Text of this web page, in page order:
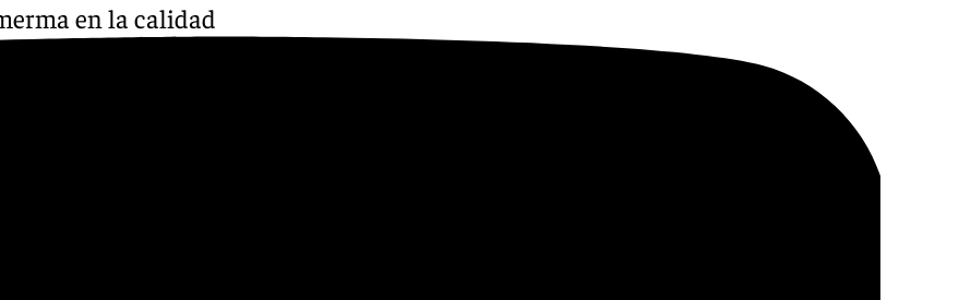
en la calidad
las citas durante la
en períodos
gestión hospitalaria, el
2020 a un 4,48 en 2023.